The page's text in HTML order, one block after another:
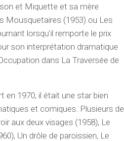
et Miquette et sa mère
Mousquetaires (1953) ou Les
lorsqu’il remporte le prix
son interprétation dramatique
dans La Traversée de
en 1970, il était une star bien
et comiques. Plusieurs de
aux deux visages (1958), Le
Un drôle de paroissien, Le